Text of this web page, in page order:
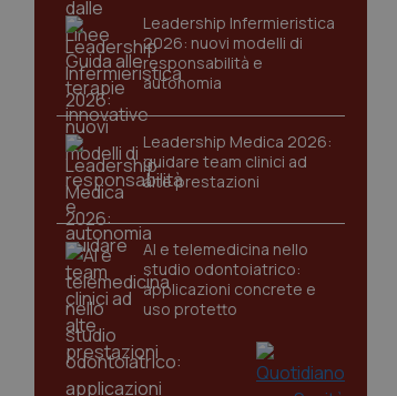
Leadership Infermieristica
2026: nuovi modelli di
responsabilità e
autonomia
Leadership Medica 2026:
guidare team clinici ad
alte prestazioni
AI e telemedicina nello
studio odontoiatrico:
applicazioni concrete e
uso protetto